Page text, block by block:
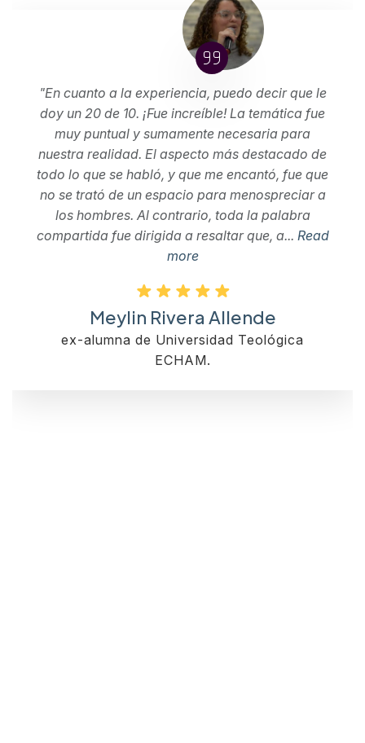
"En cuanto a la experiencia, puedo decir que le
doy un 20 de 10. ¡Fue increíble! La temática fue
muy puntual y sumamente necesaria para
nuestra realidad. El aspecto más destacado de
todo lo que se habló, y que me encantó, fue que
no se trató de un espacio para menospreciar a
los hombres. Al contrario, toda la palabra
compartida fue dirigida a resaltar que, a... Read
more
Meylin Rivera Allende
ex-alumna de Universidad Teológica
ECHAM.